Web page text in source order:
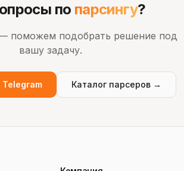
по парсингу?
поможем подобрать решение под
вашу задачу.
Telegram Каталог парсеров →